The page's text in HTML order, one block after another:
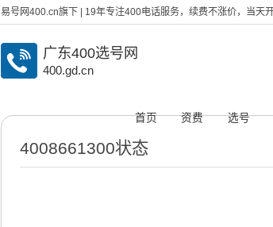
易号网400.cn旗下 | 19年专注400电话服务，续费不涨价，当天
广东400选号网
400.gd.cn
首页 资费 选号
4008661300状态